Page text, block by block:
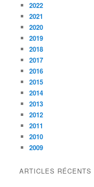
2022
2021
2020
2019
2018
2017
2016
2015
2014
2013
2012
2011
2010
2009
ARTICLES RÉCENTS